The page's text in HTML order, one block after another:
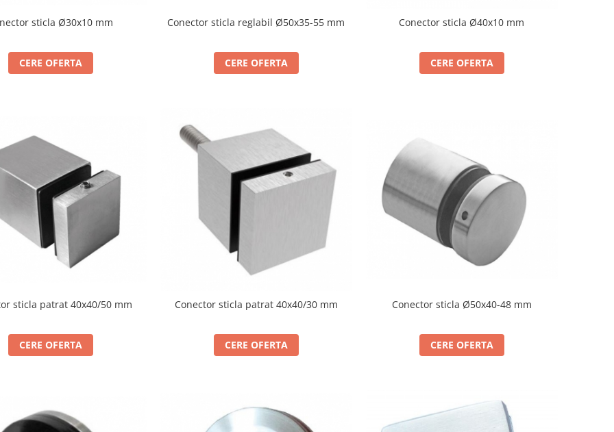
sticla Ø30x10 mm
CERE OFERTA
Conector sticla reglabil Ø50x35-55 mm
CERE OFERTA
Conector sticla Ø40x10 mm
CERE OFERTA
sticla patrat 40x40/50 mm
CERE OFERTA
Conector sticla patrat 40x40/30 mm
CERE OFERTA
Conector sticla Ø50x40-48 mm
CERE OFERTA